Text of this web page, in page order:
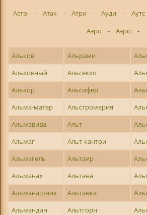
Астр
- Атак - Атри - Ауди - Аутс
Аэро
- Аэро -
Альков Альрами
Альковный
Альсекко
Алькор
Альсифер
Альма-матер
Альстромерия
Альмавива
Альт
Альмаг
Альт-кантри
Альмагель
Альтаир
Альманах
Альтана
Альманашник
Альтанка
Альмандин
Альтгорн